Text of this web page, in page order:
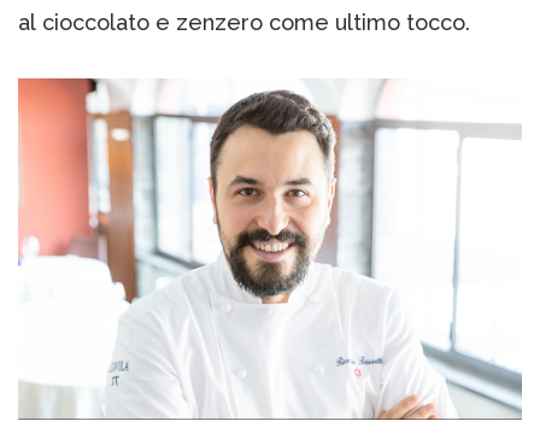
al cioccolato e zenzero come ultimo tocco.